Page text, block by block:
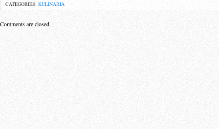
CATEGORIES: KULINARIA
Comments are closed.